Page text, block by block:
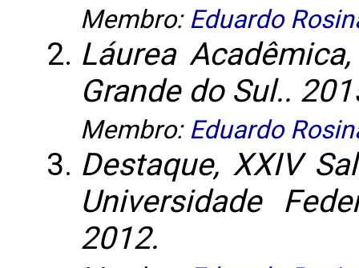
Membro: Eduardo
Láurea
Grande do Sul..
Membro: Eduardo
Destaque, XXIV
Universidade
2012.